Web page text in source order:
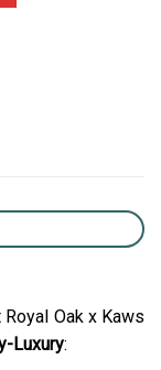
Oak x Kaws
Luxury: